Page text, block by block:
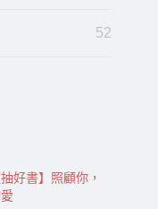
52
好書】照顧你，